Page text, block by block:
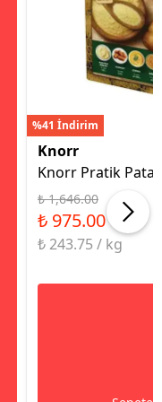
%41 İndirim
Knorr
Knorr Pratik
₺ 1,646.00
₺ 975.00
₺ 243.75 / kg